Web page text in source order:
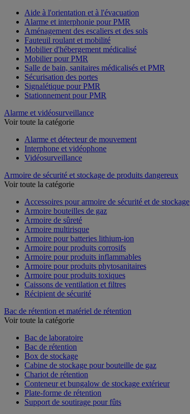
Aide à l'orientation et à l'évacuation
Alarme et interphonie pour PMR
Aménagement des escaliers et des sols
Fauteuil roulant et mobilité
Mobilier d'hébergement médicalisé
Mobilier pour PMR
Salle de bain, sanitaires médicalisés et PMR
Sécurisation des portes
Signalétique pour PMR
Stationnement pour PMR
Alarme et vidéosurveillance
Voir toute la catégorie
Alarme et détecteur de mouvement
Interphone et vidéophone
Vidéosurveillance
Armoire de sécurité et stockage de produits dangereux
Voir toute la catégorie
Accessoires pour armoire de sécurité et de stockage
Armoire bouteilles de gaz
Armoire de sûreté
Armoire multirisque
Armoire pour batteries lithium-ion
Armoire pour produits corrosifs
Armoire pour produits inflammables
Armoire pour produits phytosanitaires
Armoire pour produits toxiques
Caissons de ventilation et filtres
Récipient de sécurité
Bac de rétention et matériel de rétention
Voir toute la catégorie
Bac de laboratoire
Bac de rétention
Box de stockage
Cabine de stockage pour bouteille de gaz
Chariot de rétention
Conteneur et bungalow de stockage extérieur
Plate-forme de rétention
Support de soutirage pour fûts